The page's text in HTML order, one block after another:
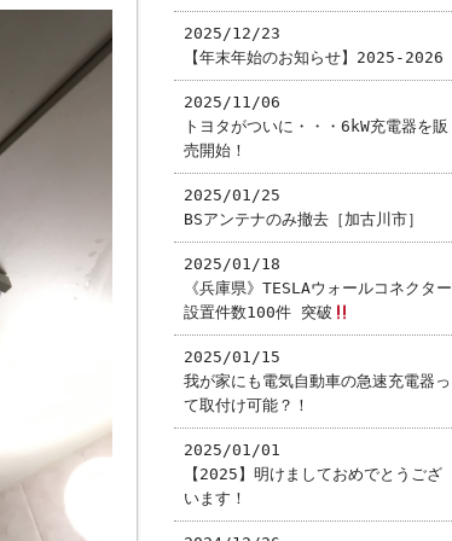
2025/12/23
【年末年始のお知らせ】2025-2026
2025/11/06
トヨタがついに・・・6kW充電器を販
売開始！
2025/01/25
BSアンテナのみ撤去［加古川市］
2025/01/18
《兵庫県》TESLAウォールコネクター
設置件数100件 突破
2025/01/15
我が家にも電気自動車の急速充電器っ
て取付け可能？！
2025/01/01
【2025】明けましておめでとうござ
います！